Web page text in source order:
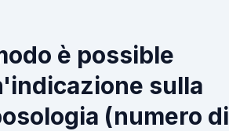
è possible
sulla
(numero di